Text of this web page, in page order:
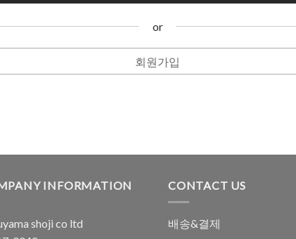
or
회원가입
INFORMATION
shoji co ltd
CONTACT US
배송&결제